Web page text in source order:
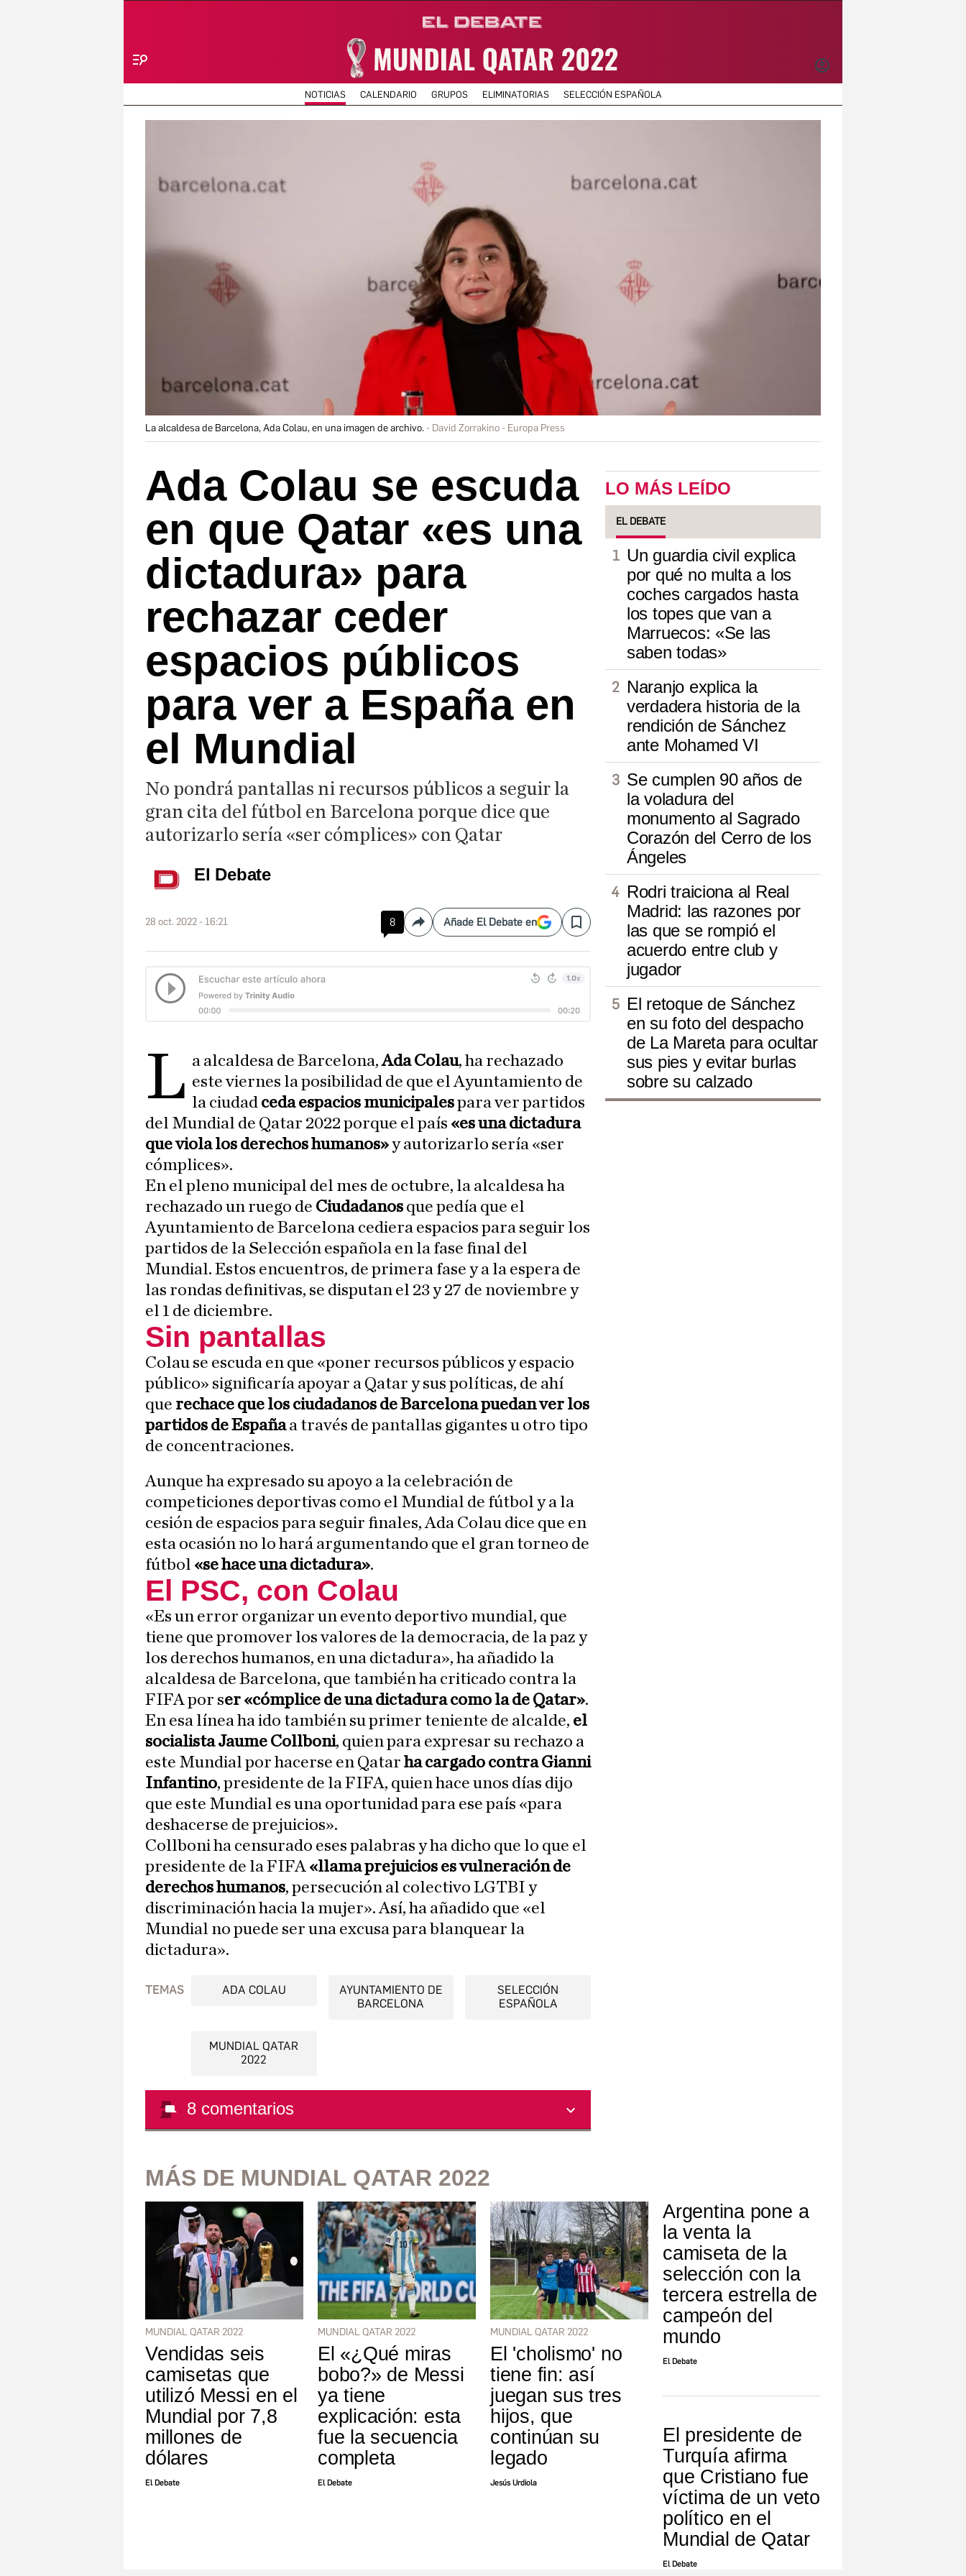
INICIAR
NOTICIAS CALENDARIO GRUPOS ELIMINATORIAS SELECCIÓN ESPAÑOLA
La alcaldesa de Barcelona, Ada Colau, en una imagen de archivo. David Zorrakino - Europa Press
Ada Colau se escuda
en que Qatar «es una
dictadura» para
rechazar ceder
espacios públicos
para ver a España en
el Mundial
No pondrá pantallas ni recursos públicos a seguir la
gran cita del fútbol en Barcelona porque dice que
autorizarlo sería «ser cómplices» con Qatar
El Debate
28 oct. 2022 - 16:21 8 CompartirAñade El Debate en Save
L a alcaldesa de Barcelona,Ada Colau, ha rechazado
este viernes la posibilidad de que el Ayuntamiento de
la ciudad ceda espacios municipalespara ver partidos
del Mundial de Qatar 2022 porque el país «es una dictadura
que viola los derechos humanos»y autorizarlo sería «ser
cómplices».
En el pleno municipal del mes de octubre, la alcaldesa ha
rechazado un ruego de Ciudadanos que pedía que el
Ayuntamiento de Barcelona cediera espacios para seguir los
partidos de la Selección española en la fase final del
Mundial. Estos encuentros, de primera fase y a la espera de
las rondas definitivas, se disputan el 23 y 27 de noviembre y
el 1 de diciembre.
Sin pantallas
Colau se escuda en que «poner recursos públicos y espacio
público» significaría apoyar a Qatar y sus políticas, de ahí
que rechace que los ciudadanos de Barcelona puedan ver los
partidos de Españaa través de pantallas gigantes u otro tipo
de concentraciones.
Aunque ha expresado su apoyo a la celebración de
competiciones deportivas como el Mundial de fútbol y a la
cesión de espacios para seguir finales, Ada Colau dice que en
esta ocasión no lo hará argumentando que el gran torneo de
fútbol «se hace una dictadura».
El PSC, con Colau
«Es un error organizar un evento deportivo mundial, que
tiene que promover los valores de la democracia, de la paz y
los derechos humanos, en una dictadura», ha añadido la
alcaldesa de Barcelona, que también ha criticado contra la
FIFA por ser «cómplice de una dictadura como la de Qatar».
En esa línea ha ido también su primer teniente de alcalde, el
socialista Jaume Collboni, quien para expresar su rechazo a
este Mundial por hacerse en Qatar ha cargado contra Gianni
Infantino, presidente de la FIFA, quien hace unos días dijo
que este Mundial es una oportunidad para ese país «para
deshacerse de prejuicios».
Collboni ha censurado eses palabras y ha dicho que lo que el
presidente de la FIFA «llama prejuicios es vulneración de
derechos humanos, persecución al colectivo LGTBI y
discriminación hacia la mujer». Así, ha añadido que «el
Mundial no puede ser una excusa para blanquear la
dictadura».
TEMAS ADA COLAU
AYUNTAMIENTO DE
BARCELONA
SELECCIÓN
ESPAÑOLA
MUNDIAL QATAR
2022
8 comentarios
LO MÁS LEÍDO
EL DEBATE
Un guardia civil explica
por qué no multa a los
coches cargados hasta
los topes que van a
Marruecos: «Se las
saben todas»
Naranjo explica la
verdadera historia de la
rendición de Sánchez
ante Mohamed VI
Se cumplen 90 años de
la voladura del
monumento al Sagrado
Corazón del Cerro de los
Ángeles
Rodri traiciona al Real
Madrid: las razones por
las que se rompió el
acuerdo entre club y
jugador
El retoque de Sánchez
en su foto del despacho
de La Mareta para ocultar
sus pies y evitar burlas
sobre su calzado
MÁS DE MUNDIAL QATAR 2022
MUNDIAL QATAR 2022
Vendidas seis
camisetas que
utilizó Messi en el
Mundial por 7,8
millones de
dólares
El Debate
MUNDIAL QATAR 2022
El «¿Qué miras
bobo?» de Messi
ya tiene
explicación: esta
fue la secuencia
completa
El Debate
MUNDIAL QATAR 2022
El 'cholismo' no
tiene fin: así
juegan sus tres
hijos, que
continúan su
legado
Jesús Urdiola
Argentina pone a
la venta la
camiseta de la
selección con la
tercera estrella de
campeón del
mundo
El Debate
El presidente de
Turquía afirma
que Cristiano fue
víctima de un veto
político en el
Mundial de Qatar
El Debate